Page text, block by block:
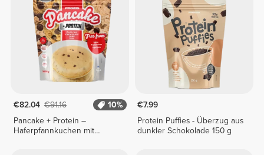
€82.04 €91.16
10%
Pancake + Protein –
Haferpfannkuchen mit
€7.99
Protein Puffies - Überzug aus
dunkler Schokolade 150 g